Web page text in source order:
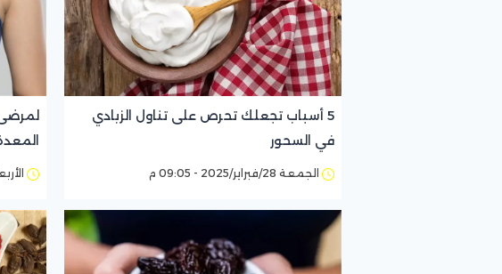
5 أسباب تجعلك تحرص على تناول الزبادي
في السحور
الجمعة 28/فبراير/2025 - 09:05 م الأربعاء 26/